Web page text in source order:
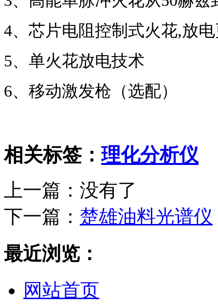
4、 芯片电阻控制式火花,放
5、 单火花放电技术
6、移动激发枪（选配）
相关标签：理化分析仪
上一篇：没有了
下一篇： 楚雄油料光谱仪
最近浏览：
网站首页